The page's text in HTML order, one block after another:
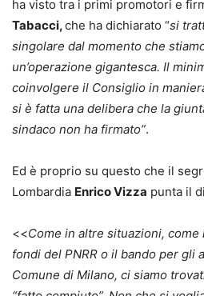
ha visto tra i primi promotori e
Tabacci,che ha dichiarato “si
singolare dal momento che
un’operazione gigantesca. Il
coinvolgere il Consiglio in
si è fatta una delibera che la
sindaco non ha firmato”.
Ed è proprio su questo che il
Lombardia Enrico Vizza punta il
<<Come in altre situazioni, come
fondi del PNRR o il bando per gli
Comune di Milano, ci siamo